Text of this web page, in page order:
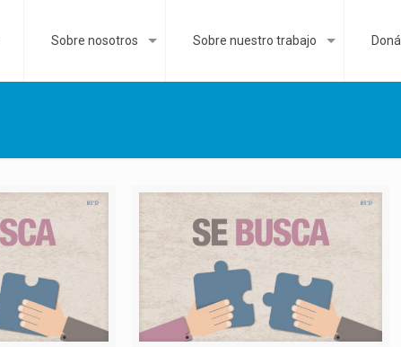
Sobre nosotros Sobre nuestro trabajo Doná